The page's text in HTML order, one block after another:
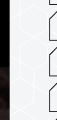
入与输出
大型应用
512GB、
连拍照片